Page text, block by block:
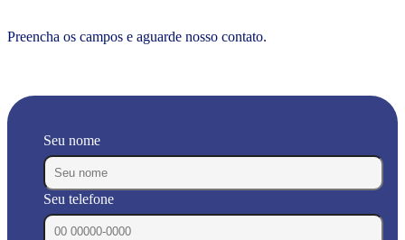
Preencha os campos e aguarde nosso contato.
Seu nome
Seu telefone